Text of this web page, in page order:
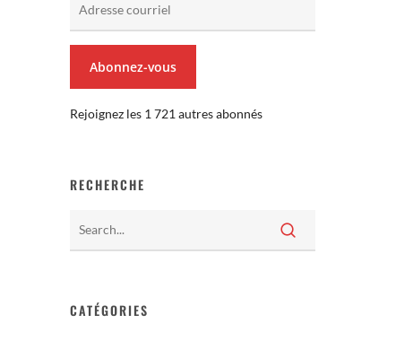
Abonnez-vous
Rejoignez les 1 721 autres abonnés
RECHERCHE
CATÉGORIES